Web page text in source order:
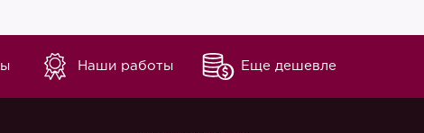
Наши работы Еще дешевле